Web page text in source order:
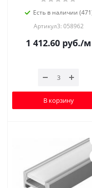
Есть в наличии
Артикул3: 058962
1 412.60 руб./м
В корзину